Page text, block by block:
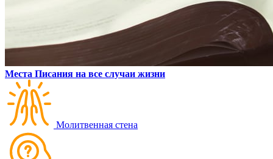
Места Писания на все случаи жизни
Молитвенная стена